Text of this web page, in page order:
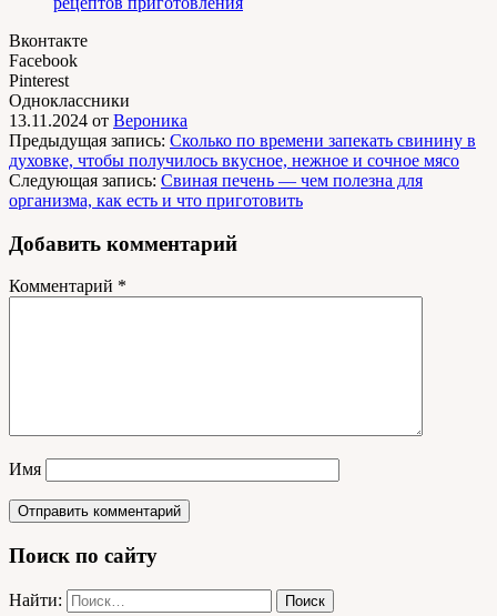
Вконтакте
Facebook
Pinterest
Одноклассники
13.11.2024 от Вероника
Предыдущая запись: Сколько по времени запекать свинину в
духовке, чтобы получилось вкусное, нежное и сочное мясо
Следующая запись: Свиная печень — чем полезна для
организма, как есть и что приготовить
Добавить комментарий
Комментарий *
Имя
Поиск по сайту
Найти: